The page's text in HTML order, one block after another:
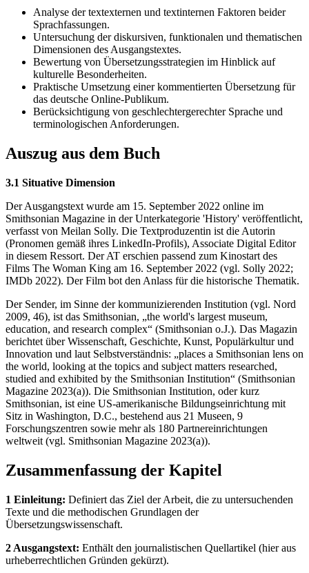
Analyse der textexternen und textinternen Faktoren beider
Sprachfassungen.
Untersuchung der diskursiven, funktionalen und thematischen
Dimensionen des Ausgangstextes.
Bewertung von Übersetzungsstrategien im Hinblick auf
kulturelle Besonderheiten.
Praktische Umsetzung einer kommentierten Übersetzung für
das deutsche Online-Publikum.
Berücksichtigung von geschlechtergerechter Sprache und
terminologischen Anforderungen.
Auszug aus dem Buch
3.1 Situative Dimension
Der Ausgangstext wurde am 15. September 2022 online im
Smithsonian Magazine in der Unterkategorie 'History' veröffentlicht,
verfasst von Meilan Solly. Die Textproduzentin ist die Autorin
(Pronomen gemäß ihres LinkedIn-Profils), Associate Digital Editor
in diesem Ressort. Der AT erschien passend zum Kinostart des
Films The Woman King am 16. September 2022 (vgl. Solly 2022;
IMDb 2022). Der Film bot den Anlass für die historische Thematik.
Der Sender, im Sinne der kommunizierenden Institution (vgl. Nord
2009, 46), ist das Smithsonian, „the world's largest museum,
education, and research complex“ (Smithsonian o.J.). Das Magazin
berichtet über Wissenschaft, Geschichte, Kunst, Populärkultur und
Innovation und laut Selbstverständnis: „places a Smithsonian lens on
the world, looking at the topics and subject matters researched,
studied and exhibited by the Smithsonian Institution“ (Smithsonian
Magazine 2023(a)). Die Smithsonian Institution, oder kurz
Smithsonian, ist eine US-amerikanische Bildungseinrichtung mit
Sitz in Washington, D.C., bestehend aus 21 Museen, 9
Forschungszentren sowie mehr als 180 Partnereinrichtungen
weltweit (vgl. Smithsonian Magazine 2023(a)).
Zusammenfassung der Kapitel
1 Einleitung: Definiert das Ziel der Arbeit, die zu untersuchenden
Texte und die methodischen Grundlagen der
Übersetzungswissenschaft.
2 Ausgangstext: Enthält den journalistischen Quellartikel (hier aus
urheberrechtlichen Gründen gekürzt).